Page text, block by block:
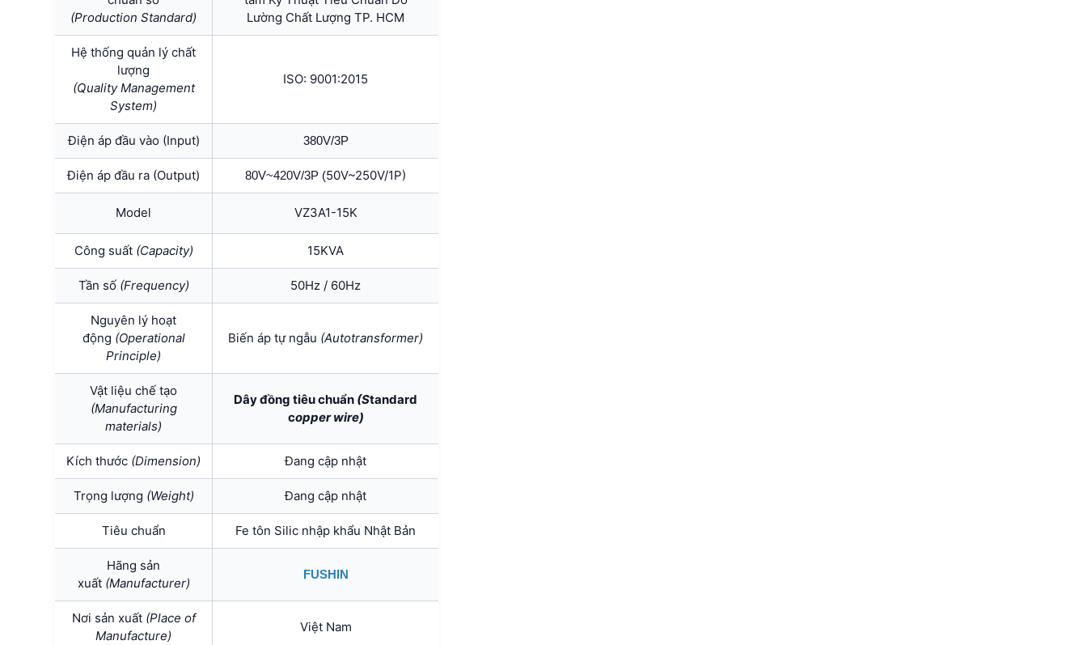
(Production Standard)
Lường Chất Lượng TP. HCM
Hệ thống quản lý chất
lượng
(Quality Management
System)
ISO: 9001:2015
Điện áp đầu vào (Input) 380V/3P
Điện áp đầu ra (Output) 80V~420V/3P (50V~250V/1P)
Model VZ3A1-15K
Công suất (Capacity) 15KVA
Tần số (Frequency) 50Hz / 60Hz
Nguyên lý hoạt
động (Operational
Principle)
Biến áp tự ngẫu (Autotransformer)
Vật liệu chế tạo
(Manufacturing
materials)
Dây đồng tiêu chuẩn (Standard
copper wire)
Kích thước (Dimension) Đang cập nhật
Trọng lượng (Weight) Đang cập nhật
Tiêu chuẩn Fe tôn Silic nhập khẩu Nhật Bản
Hãng sản
xuất (Manufacturer)
FUSHIN
Nơi sản xuất (Place of
Manufacture)
Việt Nam